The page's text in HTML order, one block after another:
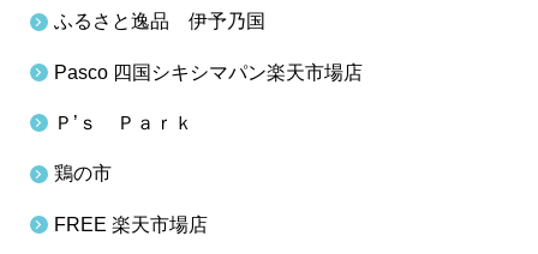
ふるさと逸品 伊予乃国
Pasco 四国シキシマパン楽天市場店
Ｐ’ｓ Ｐａｒｋ
鶏の市
FREE 楽天市場店